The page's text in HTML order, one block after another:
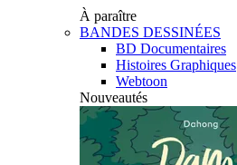
À paraître
BANDES DESSINÉES
BD Documentaires
Histoires Graphiques
Webtoon
Nouveautés